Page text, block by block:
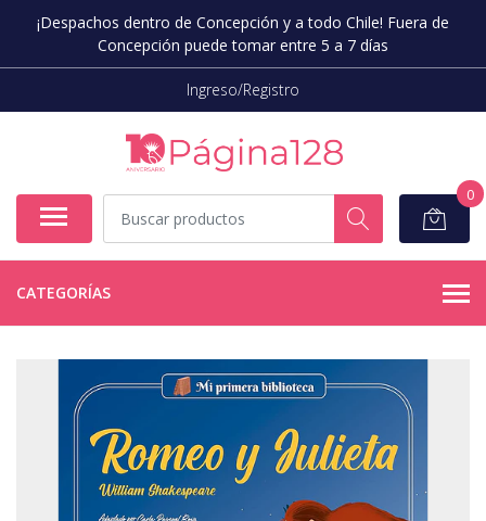
¡Despachos dentro de Concepción y a todo Chile! Fuera de
Concepción puede tomar entre 5 a 7 días
Ingreso/Registro
0
CATEGORÍAS